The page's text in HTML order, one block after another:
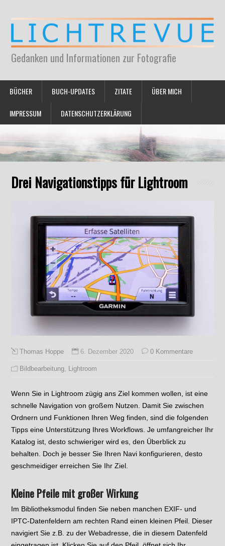
Gedanken und Informationen zur Fotografie
BÜCHER BUCH-UPDATES ZITATE ÜBER MICH
IMPRESSUM DATENSCHUTZERKLÄRUNG
Drei Navigationstipps für Lightroom
Thomas Hoppe 6. Dezember 2020 0 Kommentare
Bildbearbeitung, Lightroom
Wenn Sie in Lightroom zügig ans Ziel kommen wollen, ist eine
schnelle Navigation von großem Nutzen. Damit Sie zwischen
Ordnern und Funktionen Ihren Weg finden, sind die folgenden
Tipps eine Unterstützung Ihres Workflows. Je umfangreicher Ihr
Katalog ist, desto schwieriger wird es, den Überblick zu
behalten. Doch je besser Sie Ihren Navi konfigurieren, desto
geschmeidiger erreichen Sie Ihr Ziel.
Kleine Pfeile mit großer Wirkung
Im Bibliotheksmodul finden Sie neben manchen EXIF- und
IPTC-Datenfeldern am rechten Rand einen kleinen Pfeil. Dieser
navigiert Sie z.B. zu der Webadresse, die in diesem Datenfeld